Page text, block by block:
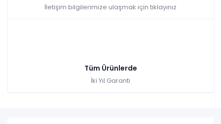
İletişim bilgilerimize ulaşmak için tıklayınız
Tüm Ürünlerde
İki Yıl Garanti